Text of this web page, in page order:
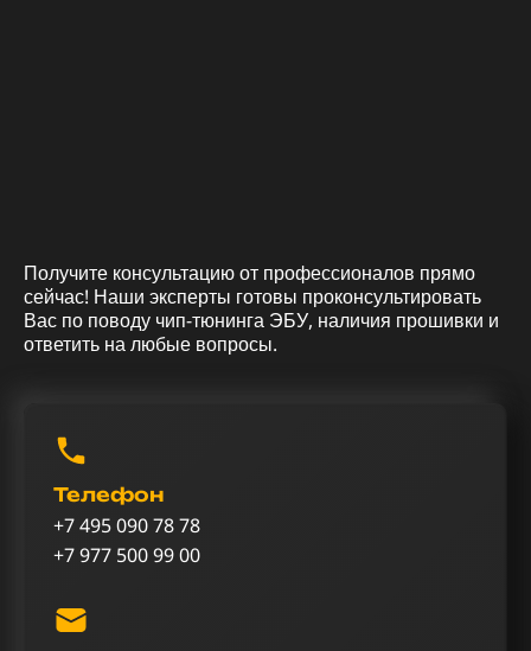
Получите консультацию от профессионалов прямо
сейчас! Наши эксперты готовы проконсультировать
Вас по поводу чип-тюнинга ЭБУ, наличия прошивки и
ответить на любые вопросы.
Телефон
+7 495 090 78 78
+7 977 500 99 00